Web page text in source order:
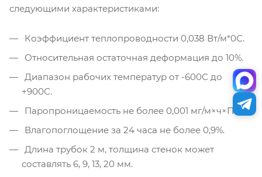
следующими характеристиками:
Коэффициент теплопроводности 0,038 Вт/м*0С.
Относительная остаточная деформация до 10%.
Диапазон рабочих температур от -600С до
+900С.
Паропроницаемость не более 0,001 мг/м×ч×Па.
Влагопоглощение за 24 часа не более 0,9%.
Длина трубок 2 м, толщина стенок может
составлять 6, 9, 13, 20 мм.